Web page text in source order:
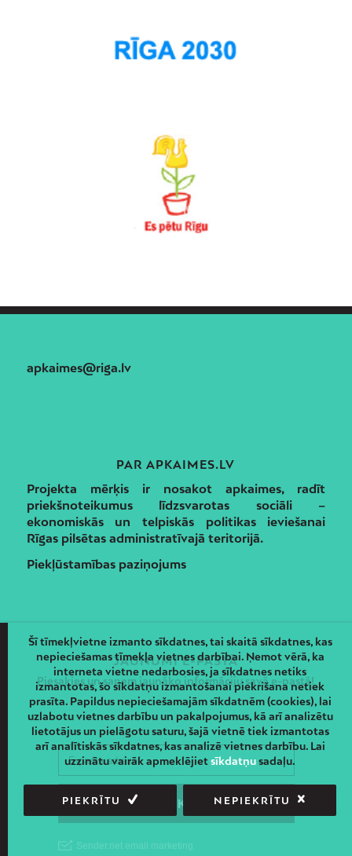
apkaimes@riga.lv
PAR APKAIMES.LV
Projekta mērķis ir nosakot apkaimes, radīt
priekšnoteikumus līdzsvarotas sociāli –
ekonomiskās un telpiskās politikas ieviešanai
Rīgas pilsētas administratīvajā teritorijā.
Piekļūstamības paziņojums
JAUNUMI E-PASTĀ
Piesakies un saņem jaunāko informāciju savā e-pastā!
Šī tīmekļvietne izmanto sīkdatnes, tai skaitā sīkdatnes, kas
nepieciešamas tīmekļa vietnes darbībai. Ņemot vērā, ka
interneta vietne nedarbosies, ja sīkdatnes netiks
izmantotas, šo sīkdatņu izmantošanai piekrišana netiek
prasīta. Papildus nepieciešamajām sīkdatnēm (cookies), lai
uzlabotu vietnes darbību un pakalpojumus, kā arī analizētu
lietotājus un pielāgotu saturu, šajā vietnē tiek izmantotas
arī analītiskās sīkdatnes, kas analizē vietnes darbību. Lai
uzzinātu vairāk apmeklējietsīkdatņusadaļu.
PIEKRĪTU NEPIEKRĪTU